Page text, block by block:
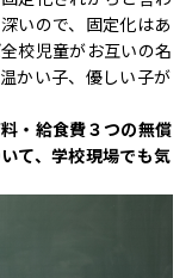
いので、固定化はあ
校児童がお互いの名
かい子、優しい子が
・給食費３つの無償
て、学校現場でも気